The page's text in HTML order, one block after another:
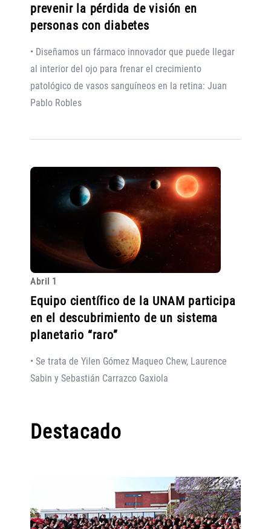
prevenir la pérdida de visión en
personas con diabetes
• Diseñamos un fármaco innovador que puede llegar
al interior del ojo para frenar el crecimiento
patológico de vasos sanguíneos en la retina: Juan
Pablo Robles
Abril 1
Equipo científico de la UNAM participa
en el descubrimiento de un sistema
planetario “raro”
• Se trata de Yilen Gómez Maqueo Chew, Laurence
Sabin y Sebastián Carrazco Gaxiola
Destacado